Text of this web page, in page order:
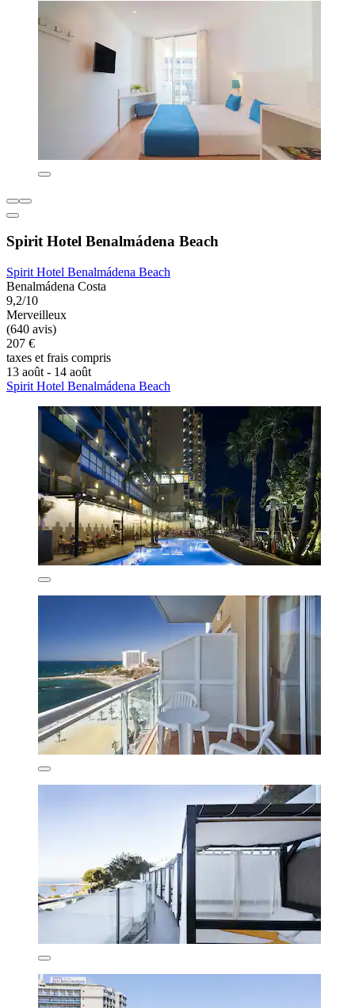
Spirit Hotel Benalmádena Beach
Spirit Hotel Benalmádena Beach
Benalmádena Costa
9,2/10
Merveilleux
(640 avis)
207 €
taxes et frais compris
13 août - 14 août
Spirit Hotel Benalmádena Beach